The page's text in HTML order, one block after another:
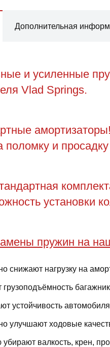
Дополнительная
и усиленные
Vlad Springs.
амортизаторы!
поломку и просадку
установки
пружин на
снижают нагрузку на
устойчивость
улучшают ходовые
убирают валкость, крен,